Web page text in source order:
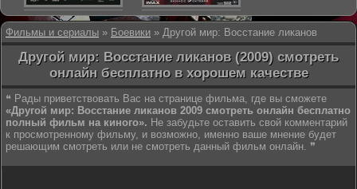
Фильмы и сериалы » Боевики » Другой мир: Восстание ликанов
Другой мир: Восстание ликанов (2009) смотреть
онлайн бесплатно в хорошем качестве
❝ Рады приветствовать Вас на странице фильма, где вы сможете
«Другой мир: Восстание ликанов 2009 смотреть онлайн бесплатно
полный фильм на киного». Не забудьте оставить свой комментарий
к просмотренному фильму, и возможно, именно ваше мнение будет
решающим смотреть или не смотреть данный фильм онлайн. ❞